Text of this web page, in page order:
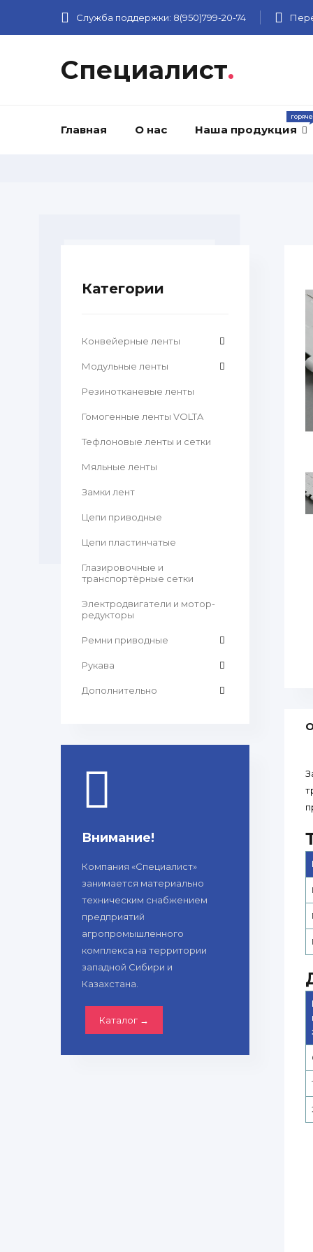
Служба поддержки: 8(950)799-20-74
Специалист.
Главная О нас Наша продукция
Категории
Конвейерные ленты
Модульные ленты
Резинотканевые ленты
Гомогенные ленты VOLTA
Тефлоновые ленты и сетки
Мяльные ленты
Замки лент
Цепи приводные
Цепи пластинчатые
Глазировочные и
транспортёрные сетки
Электродвигатели и мотор-
редукторы
Ремни приводные
Рукава
Дополнительно
Внимание!
Компания «Специалист»
занимается материально
техническим снабжением
предприятий
агропромышленного
комплекса на территории
западной Сибири и
Казахстана.
Каталог →